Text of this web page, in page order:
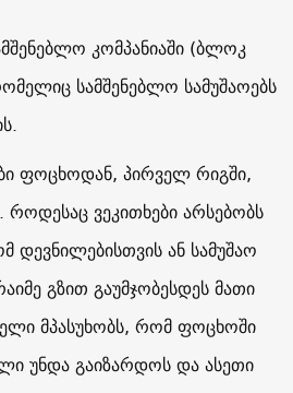
კომპანიაში (ბლოკ
სამშენებლო სამუშაოებს
ფოცხოდან, პირველ რიგში,
როდესაც ვეკითხები არსებობს
დევნილებისთვის ან სამუშაო
გზით გაუმჯობესდეს მათი
მპასუხობს, რომ ფოცხოში
უნდა გაიზარდოს და ასეთი